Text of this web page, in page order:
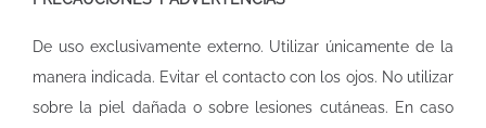
De uso exclusivamente externo. Utilizar únicamente de la
manera indicada. Evitar el contacto con los ojos. No utilizar
sobre la piel dañada o sobre lesiones cutáneas. En caso